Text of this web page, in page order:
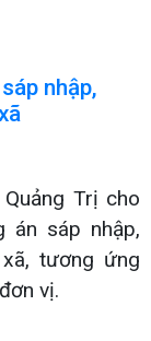
nhập,
Trị cho
án sáp nhập,
tương ứng
vị.